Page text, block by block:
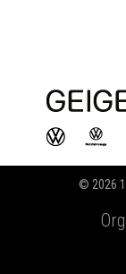
© 2026